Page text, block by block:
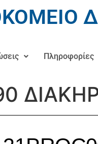
Πληροφορίες